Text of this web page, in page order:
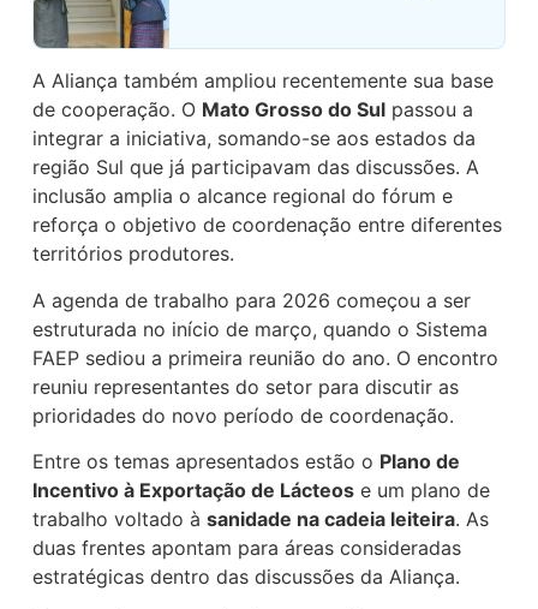
A Aliança também ampliou recentemente sua base
de cooperação. O Mato Grosso do Sul passou a
integrar a iniciativa, somando-se aos estados da
região Sul que já participavam das discussões. A
inclusão amplia o alcance regional do fórum e
reforça o objetivo de coordenação entre diferentes
territórios produtores.
A agenda de trabalho para 2026 começou a ser
estruturada no início de março, quando o Sistema
FAEP sediou a primeira reunião do ano. O encontro
reuniu representantes do setor para discutir as
prioridades do novo período de coordenação.
Entre os temas apresentados estão o Plano de
Incentivo à Exportação de Lácteos e um plano de
trabalho voltado àsanidade na cadeia leiteira. As
duas frentes apontam para áreas consideradas
estratégicas dentro das discussões da Aliança.